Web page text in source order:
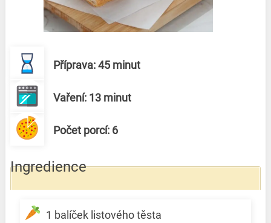
Příprava: 45 minut
Vaření: 13 minut
Počet porcí: 6
Ingredience
1 balíček listového těsta